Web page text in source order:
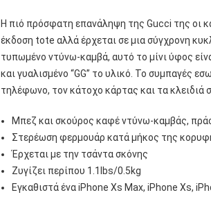
Η πιό πρόσφατη επανάληψη της Gucci της οι
έκδοση tote αλλά έρχεται σε μια σύγχρονη
τυπωμένο ντύνω-καμβά, αυτό το μίνι ύφος
και γυαλισμένο “GG” το υλικό. Το συμπαγές
τηλέφωνο, τον κάτοχο κάρτας και τα κλειδιά
Μπεζ και σκούρος καφέ ντύνω-καμβάς,
Στερέωση φερμουάρ κατά μήκος της
Έρχεται με την τσάντα σκόνης
Ζυγίζει περίπου 1.1lbs/0.5kg
Εγκαθιστά ένα iPhone Xs Max, iPhone Xs,